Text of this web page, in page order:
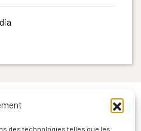
des technologies telles que les